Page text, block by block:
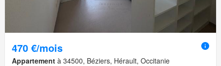
470 €/mois
Appartement à 34500, Béziers, Hérault, Occitanie